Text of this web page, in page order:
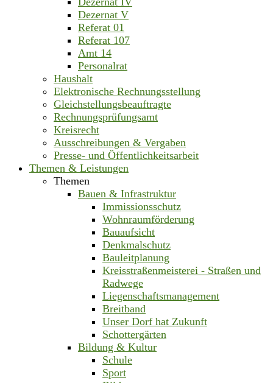
Dezernat V
Referat 01
Referat 107
Amt 14
Personalrat
Haushalt
Elektronische Rechnungsstellung
Gleichstellungsbeauftragte
Rechnungsprüfungsamt
Kreisrecht
Ausschreibungen & Vergaben
Presse- und Öffentlichkeitsarbeit
Themen & Leistungen
Themen
Bauen & Infrastruktur
Immissionsschutz
Wohnraumförderung
Bauaufsicht
Denkmalschutz
Bauleitplanung
Kreisstraßenmeisterei - Straßen und
Radwege
Liegenschaftsmanagement
Breitband
Unser Dorf hat Zukunft
Schottergärten
Bildung & Kultur
Schule
Sport